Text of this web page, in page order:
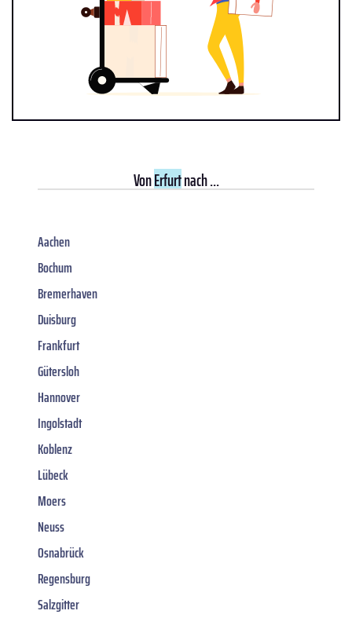
VonErfurtnach ...
Aachen
Bochum
Bremerhaven
Duisburg
Frankfurt
Gütersloh
Hannover
Ingolstadt
Koblenz
Lübeck
Moers
Neuss
Osnabrück
Regensburg
Salzgitter